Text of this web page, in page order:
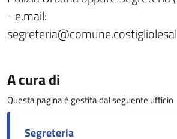
- e.mail:
A cura di
Questa pagina è gestita dal seguente ufficio
Segreteria